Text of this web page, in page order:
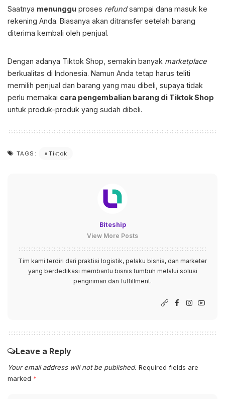
Saatnya menunggu proses refundsampai dana masuk ke
rekening Anda. Biasanya akan ditransfer setelah barang
diterima kembali oleh penjual.
Dengan adanya Tiktok Shop, semakin banyak marketplace
berkualitas di Indonesia. Namun Anda tetap harus teliti
memilih penjual dan barang yang mau dibeli, supaya tidak
perlu memakai cara pengembalian barang di Tiktok Shop
untuk produk-produk yang sudah dibeli.
TAGS: Tiktok
Biteship
View More Posts
Tim kami terdiri dari praktisi logistik, pelaku bisnis, dan marketer
yang berdedikasi membantu bisnis tumbuh melalui solusi
pengiriman dan fulfillment.
Leave a Reply
Your email address will not be published. Required fields are
marked *